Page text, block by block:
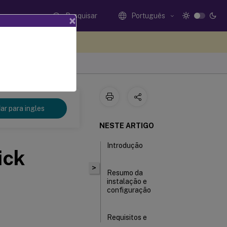
Pesquisar Português
para ingles
>
NESTE ARTIGO
Introdução
Resumo da
instalação e
configuração
Requisitos e
×